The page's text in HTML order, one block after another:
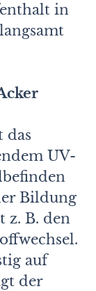
in
das
UV-
Bildung
z. B. den
auf
der